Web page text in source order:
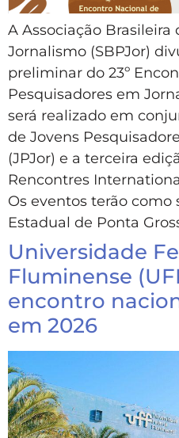
A Associação
Jornalismo (SBPJor)
preliminar do 23º
Pesquisadores em
será realizado em
de Jovens
(JPJor) e a terceira
Rencontres
Os eventos terão como
Estadual de Ponta
Universidade
Fluminense
encontro
em 2026